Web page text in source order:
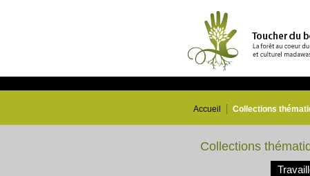
Accueil Collections
Collections